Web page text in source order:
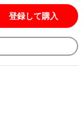
登録して購入